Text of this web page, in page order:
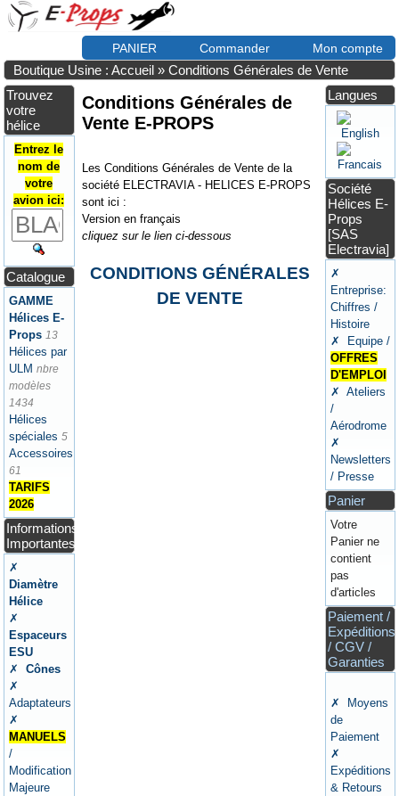
PANIER Commander Mon compte
Boutique Usine : Accueil »Conditions Générales de Vente
Trouvez
votre
hélice
Entrez le
nom de
votre
avion ici:
Catalogue
GAMME
Hélices E-
Props 13
Hélices par
ULM nbre
modèles
1434
Hélices
spéciales 5
Accessoires
61
TARIFS
2026
Informations
Importantes
✗
Diamètre
Hélice
✗
Espaceurs
ESU
✗
Cônes
✗
Adaptateurs
✗
MANUELS
/
Modification
Majeure
Conditions Générales de
Vente E-PROPS
Les Conditions Générales de Vente de la
société ELECTRAVIA - HELICES E-PROPS
sont ici :
Version en français
cliquez sur le lien ci-dessous
CONDITIONS GÉNÉRALES
DE VENTE
Langues
Société
Hélices E-
Props
[SAS
Electravia]
✗
Entreprise:
Chiffres /
Histoire
✗ Equipe /
OFFRES
D'EMPLOI
✗ Ateliers
/
Aérodrome
✗
Newsletters
/ Presse
Panier
Votre
Panier ne
contient
pas
d'articles
Paiement /
Expéditions
/ CGV /
Garanties
✗ Moyens
de
Paiement
✗
Expéditions
& Retours